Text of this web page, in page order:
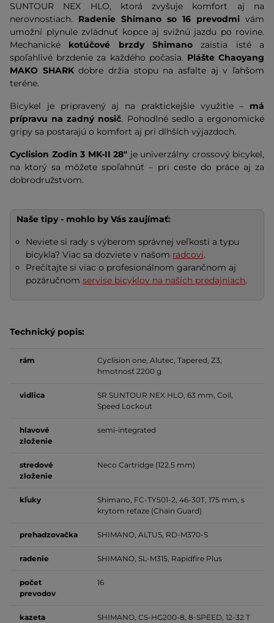
SUNTOUR NEX HLO, ktorá zvyšuje komfort aj na
nerovnostiach. Radenie Shimano so 16 prevodmi vám
umožní plynule zvládnuť kopce aj svižnú jazdu po rovine.
Mechanické kotúčové brzdy Shimano zaistia isté a
spoľahlivé brzdenie za každého počasia. Plášte Chaoyang
MAKO SHARKdobre držia stopu na asfalte aj v ľahšom
teréne.
Bicykel je pripravený aj na praktickejšie využitie – má
prípravu na zadný nosič. Pohodlné sedlo a ergonomické
gripy sa postarajú o komfort aj pri dlhších výjazdoch.
Cyclision Zodin 3 MK-II 28" je univerzálny crossový bicykel,
na ktorý sa môžete spoľahnúť – pri ceste do práce aj za
dobrodružstvom.
Naše tipy - mohlo by Vás zaujímať:
Neviete si rady s výberom správnej veľkosti a typu
bicykla? Viac sa dozviete v našom radcovi.
Prečítajte si viac o profesionálnom garančnom aj
pozáručnomservise bicyklov na našich predajniach.
Technický popis:
rám
Cyclision one, Alutec, Tapered, Z3,
hmotnosť 2200 g
vidlica
SR SUNTOUR NEX HLO, 63 mm, Coil,
Speed Lockout
hlavové
zloženie
semi-integrated
stredové
zloženie
Neco Cartridge (122.5 mm)
kľuky
Shimano, FC-TY501-2, 46-30T, 175 mm, s
krytom reťaze (Chain Guard)
prehadzovačka SHIMANO, ALTUS, RD-M370-S
radenie SHIMANO, SL-M315, Rapidfire Plus
počet
prevodov
16
kazeta
SHIMANO, CS-HG200-8, 8-SPEED, 12-32 T